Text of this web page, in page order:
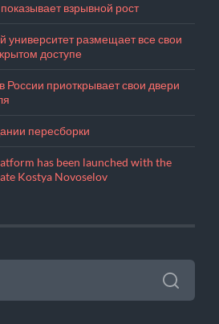
взрывной рост
университет размещает все свои
доступе
России приоткрывает свои двери
пересборки
has been launched with the
Kostya Novoselov